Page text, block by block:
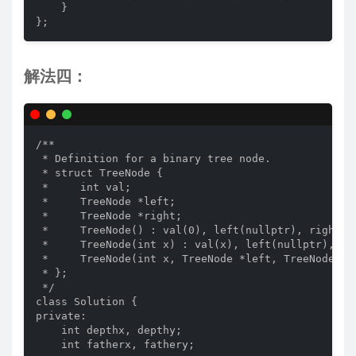
    }
};
解法四：
/**
* Definition for a binary tree node.
* struct TreeNode {
*     int val;
*     TreeNode *left;
*     TreeNode *right;
*     TreeNode() : val(0), left(nullptr),
*     TreeNode(int x) : val(x), left(nullptr),
*     TreeNode(int x, TreeNode *left,
* };
*/
class Solution {
private:
    int depthx, depthy;
    int fatherx, fathery;